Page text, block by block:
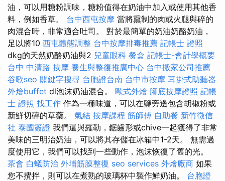
油，可以用糖粉調味，糖粉值得在奶油中加入或使用其他香
料，例如香草。 台中西屯按摩 當將熏制的肉或火腿與碎的
肉混合時，非常適合吐司。 對於最簡單的奶油奶酪奶油，
足以將10 西屯體態調整 台中按摩排毒推薦 記帳士 證照
dkg的天然奶酪奶油與2 兒童眼科 餐盒 記帳士-會計學概要
台中 中清路 按摩 養生與整復推廣中心 台中搬家公司推薦
谷歌seo 關鍵字搜尋 台胞證台南 台中市按摩 耳掛式助聽器
外燴buffet dl泡沫奶油混合。 歐式外燴 腳底按摩證照 記帳
士 證照 找工作 作為一種味道，可以在鹽旁邊包含胡椒粉或
新鮮切碎的草藥。 氣結 按摩課程 筋師傅 自助餐 新竹徵信
社 泰國簽證 我們還與羅勒，鋸齒形或chive一起獲得了非常
美味的三明治奶油，可以將其存儲在冰箱中1-2天。 無需過
度使用它，我們可以找到一些動作，泡沫恢復了舊的光。
茶會 白蟻防治 外埔筋膜整復 seo services 外燴廠商 如果
您不攪拌，則可以在煮熟的玻璃杯中製作鮮奶油。 台胞證